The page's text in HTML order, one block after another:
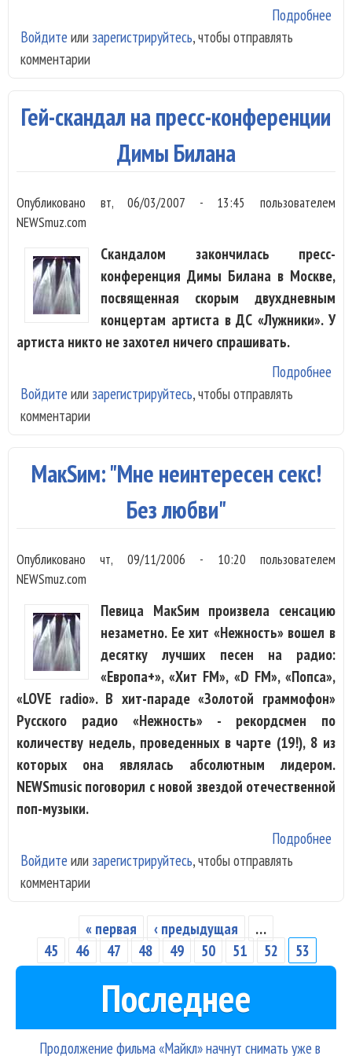
Подробнее
Войдите или зарегистрируйтесь, чтобы отправлять
комментарии
Гей-скандал на пресс-конференции
Димы Билана
Опубликовано вт, 06/03/2007 - 13:45
пользователем
NEWSmuz.com
Скандалом закончилась пресс-
конференция Димы Билана в Москве,
посвященная скорым двухдневным
концертам артиста в ДС «Лужники». У
артиста никто не захотел ничего спрашивать.
Подробнее
Войдите или зарегистрируйтесь, чтобы отправлять
комментарии
МакSим: "Мне неинтересен секс!
Без любви"
Опубликованочт, 09/11/2006 - 10:20 пользователем
NEWSmuz.com
Певица МакSим произвела сенсацию
незаметно. Ее хит «Нежность» вошел в
десятку лучших песен на радио:
«Европа+», «Хит FM», «D FM», «Попса»,
«LOVE radio». В хит-параде «Золотой граммофон»
Русского радио «Нежность» - рекордсмен по
количеству недель, проведенных в чарте (19!), 8 из
которых она являлась абсолютным лидером.
NEWSmusic поговорил с новой звездой отечественной
поп-музыки.
Подробнее
Войдите или зарегистрируйтесь, чтобы отправлять
комментарии
Страницы
« первая ‹ предыдущая
…
45
46 47 48 49 50 51 52 53
Последнее
Продолжение фильма «Майкл» начнут снимать уже в